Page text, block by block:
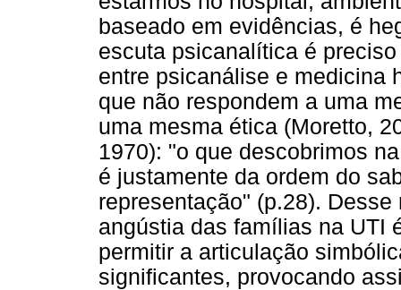
baseado em evidências, é
escuta psicanalítica é
entre psicanálise e medicina
que não respondem a uma
uma mesma ética (Moretto,
1970): "o que descobrimos
é justamente da ordem do
representação" (p.28).
angústia das famílias na UTI
permitir a articulação
significantes, provocando